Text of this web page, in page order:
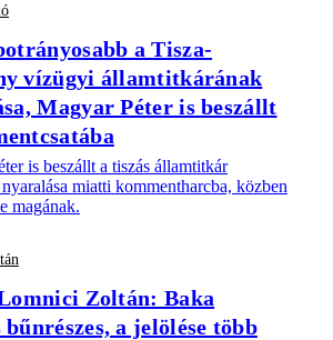
a Tisza-
vízügyi államtitkárának
Magyar Péter is beszállt
is beszállt a tiszás államtitkár
miatti kommentharcba, közben
magának.
Zoltán: Baka
a jelölése több